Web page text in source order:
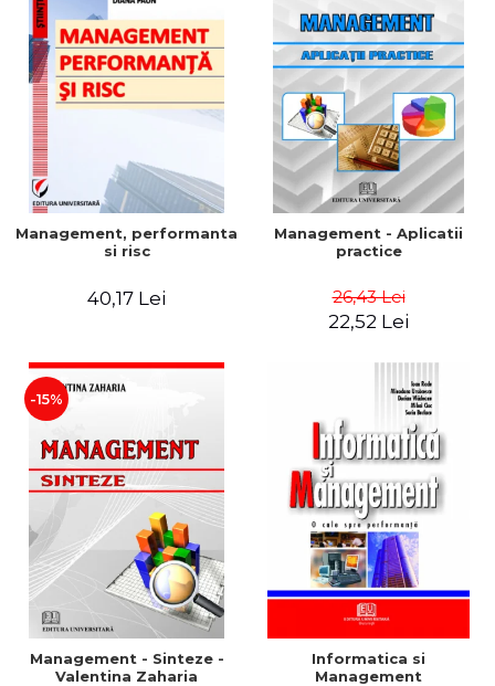
Management, performanta
si risc
40,17 Lei
Management - Aplicatii
practice
26,43 Lei
22,52 Lei
-15%
Management - Sinteze -
Valentina Zaharia
Informatica si
Management